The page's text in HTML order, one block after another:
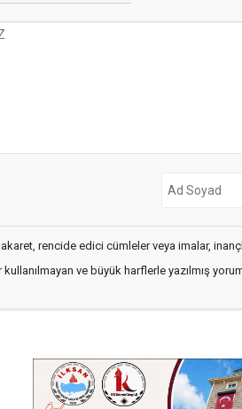
rencide edici cümleler veya imalar,
ve büyük harflerle yazılmış